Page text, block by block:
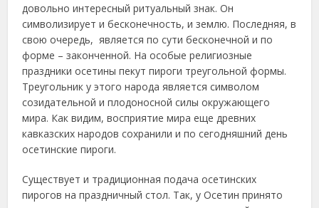
довольно интересный ритуальный знак. Он
символизирует и бесконечность, и землю. Последняя, в
свою очередь, является по сути бесконечной и по
форме – законченной. На особые религиозные
праздники осетины пекут пироги треугольной формы.
Треугольник у этого народа является символом
созидательной и плодоносной силы окружающего
мира. Как видим, восприятие мира еще древних
кавказских народов сохранили и по сегодняшний день
осетинские пироги.
Существует и традиционная подача осетинских
пирогов на праздничный стол. Так, у Осетин принято